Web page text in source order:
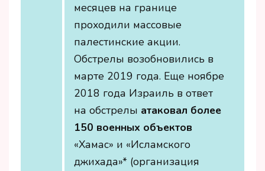
месяцев на границе
проходили массовые
палестинские акции.
Обстрелы возобновились в
марте 2019 года. Еще ноябре
2018 года Израиль в ответ
на обстрелы атаковал более
150 военных объектов
«Хамас» и «Исламского
джихада»* (организация